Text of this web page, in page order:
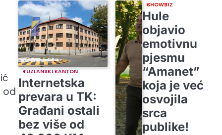
od
TUZLANSKI KANTON
Internetska
prevara u TK:
Građani ostali
bez više od
SHOWBIZ
Hule
objavio
emotivnu
pjesmu
“Amanet”
koja je već
osvojila
srca
publike!